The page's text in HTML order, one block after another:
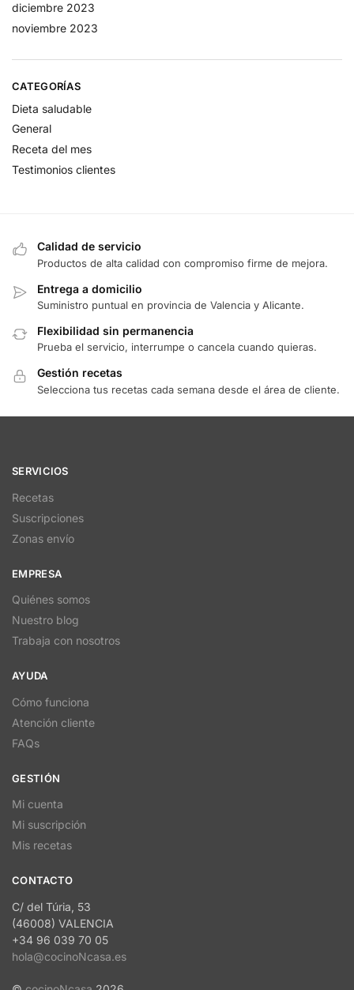
diciembre 2023
noviembre 2023
CATEGORÍAS
Dieta saludable
General
Receta del mes
Testimonios clientes
Calidad de servicio
Productos de alta calidad con compromiso firme de mejora.
Entrega a domicilio
Suministro puntual en provincia de Valencia y Alicante.
Flexibilidad sin permanencia
Prueba el servicio, interrumpe o cancela cuando quieras.
Gestión recetas
Selecciona tus recetas cada semana desde el área de cliente.
SERVICIOS
Recetas
Suscripciones
Zonas envío
EMPRESA
Quiénes somos
Nuestro blog
Trabaja con nosotros
AYUDA
Cómo funciona
Atención cliente
FAQs
GESTIÓN
Mi cuenta
Mi suscripción
Mis recetas
CONTACTO
C/ del Túria, 53
(46008) VALENCIA
+34 96 039 70 05
hola@cocinoNcasa.es